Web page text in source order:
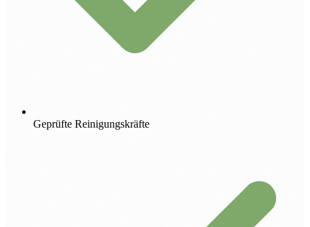
Geprüfte Reinigungskräfte